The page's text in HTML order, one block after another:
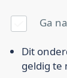
Ga
Dit
geldig te